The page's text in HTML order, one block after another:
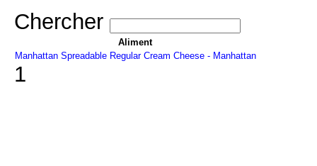
Chercher
Aliment
Manhattan Spreadable Regular Cream Cheese - Manhattan
1